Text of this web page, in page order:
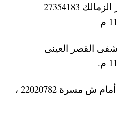
– الزمالك 2 ش شجرة الدر الزمالك 27354183 –
القصر العينى
– عنوان شبرا 87 ش شبرا أمام ش مسرة 22020782 ،